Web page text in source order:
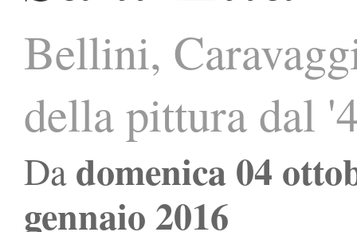
Bellini,
della pittura dal
Dadomenica 04
gennaio 2016